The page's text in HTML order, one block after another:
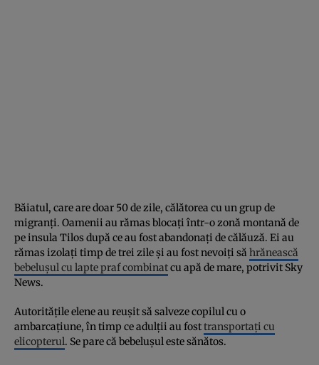
Băiatul, care are doar 50 de zile, călătorea cu un grup de
migranți. Oamenii au rămas blocați într-o zonă montană de
pe insula Tilos după ce au fost abandonați de călăuză. Ei au
rămas izolați timp de trei zile și au fost nevoiți să hrănească
bebelușul cu lapte praf combinatcu apă de mare, potrivit Sky
News.
Autoritățile elene au reușit să salveze copilul cu o
ambarcațiune, în timp ce adulții au fosttransportați cu
elicopterul. Se pare că bebelușul este sănătos.